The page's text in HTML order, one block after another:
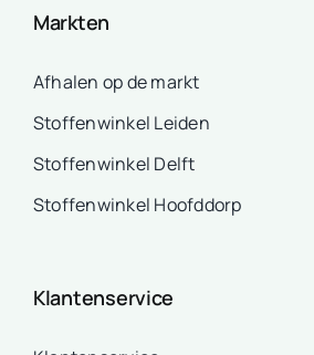
Markten
Afhalen op de markt
Stoffenwinkel Leiden
Stoffenwinkel Delft
Stoffenwinkel Hoofddorp
Klantenservice